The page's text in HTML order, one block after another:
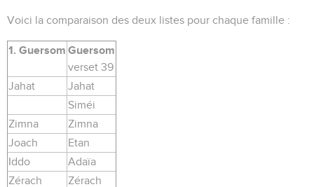
Voici la comparaison des deux listes pour chaque famille :
1. Guersom Guersom
verset 39
Jahat
Jahat
Siméi
Zimna
Zimna
Joach
Etan
Iddo
Adaïa
Zérach
Zérach